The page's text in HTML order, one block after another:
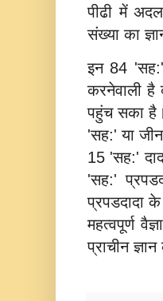
पीढी में
संख्‍या का
इन 84 'सह:'
करनेवाली है
पहुंच सका
'सह:' या
15 'सह:'
'सह:'
प्रपडदादा
महत्‍वपूर्ण
प्राचीन